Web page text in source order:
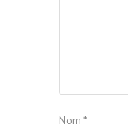
Nom *